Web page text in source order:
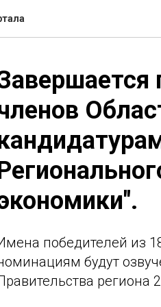
победителей из
будут
региона